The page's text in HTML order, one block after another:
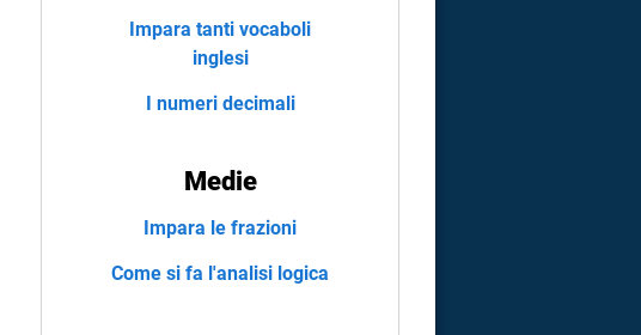
Impara tanti vocaboli
inglesi
I numeri decimali
Medie
Impara le frazioni
Come si fa l'analisi logica